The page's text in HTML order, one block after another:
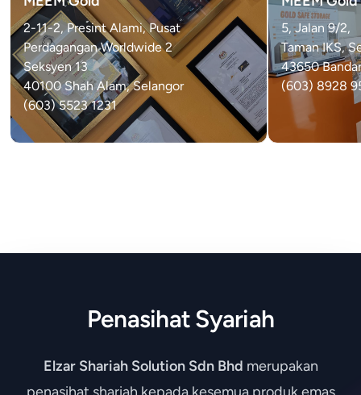
2-11-2, Presint Alami, Pusat
Perdagangan Worldwide 2
Seksyen 13
40100 Shah Alam, Selangor
(603) 5523 1231
5, Jalan 9/2,
Taman IKS,
43650
(603) 8928
Penasihat Syariah
Elzar Shariah Solution Sdn Bhd merupakan